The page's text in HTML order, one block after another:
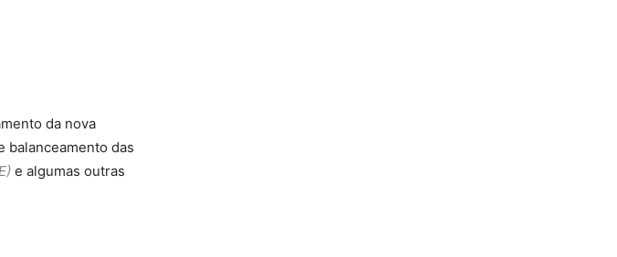
da nova
balanceamento das
e algumas outras